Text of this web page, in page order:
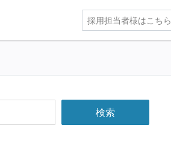
採用担当者様はこちら